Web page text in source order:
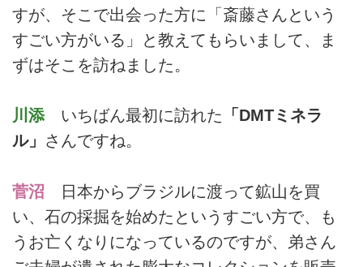
すが、そこで出会った方に「斎藤さんという
すごい方がいる」と教えてもらいまして、ま
ずはそこを訪ねました。
川添 いちばん最初に訪れた 「DMTミネラ
ル」 さんですね。
菅沼 日本からブラジルに渡って鉱山を買
い、石の採掘を始めたというすごい方で、も
うお亡くなりになっているのですが、弟さん